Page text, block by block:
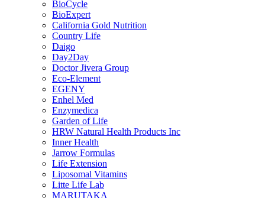
BioCycle
BioExpert
California Gold Nutrition
Country Life
Daigo
Day2Day
Doctor Jivera Group
Eco-Element
EGENY
Enhel Med
Enzymedica
Garden of Life
HRW Natural Health Products Inc
Inner Health
Jarrow Formulas
Life Extension
Liposomal Vitamins
Litte Life Lab
MARUTAKA